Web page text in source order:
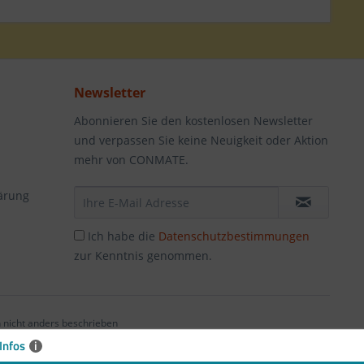
i
Newsletter
Abonnieren Sie den kostenlosen Newsletter
und verpassen Sie keine Neuigkeit oder Aktion
mehr von CONMATE.
Ich habe die Datenschutzbestimmungen
zur Kenntnis genommen.
anders beschrieben